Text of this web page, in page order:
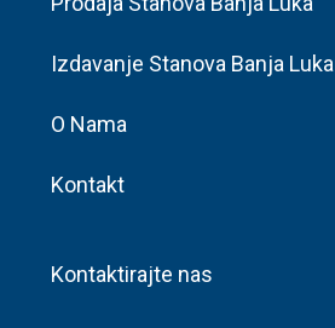
Izdavanje Stanova Banja Luka
O Nama
Kontakt
Kontaktirajte nas